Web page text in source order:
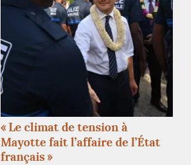
« Le climat de tension à
Mayotte fait l’affaire de l’État
français »